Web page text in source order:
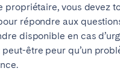
propriétaire, vous devez
répondre aux
disponible en cas
être peur qu’un